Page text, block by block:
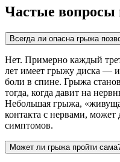
Частые вопросы
Всегда ли опасна грыжа
Нет. Примерно каждый
лет имеет грыжу диска —
боли в спине. Грыжа
тогда, когда давит на
Небольшая грыжа,
контакта с нервами, может
симптомов.
Может ли грыжа пройти